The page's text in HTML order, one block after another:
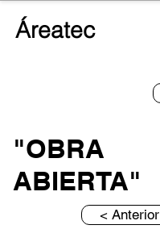
Áreatec
"OBRA
ABIERTA"
< Anterior